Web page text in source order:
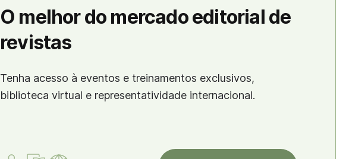
O melhor do mercado editorial de
revistas
Tenha acesso à eventos e treinamentos exclusivos,
biblioteca virtual e representatividade internacional.